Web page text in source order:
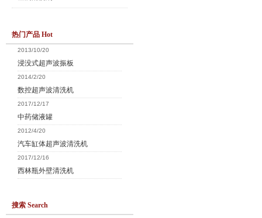
热门产品 Hot
2013/10/20
浸没式超声波振板
2014/2/20
数控超声波清洗机
2017/12/17
中药储液罐
2012/4/20
汽车缸体超声波清洗机
2017/12/16
西林瓶外壁清洗机
搜索 Search